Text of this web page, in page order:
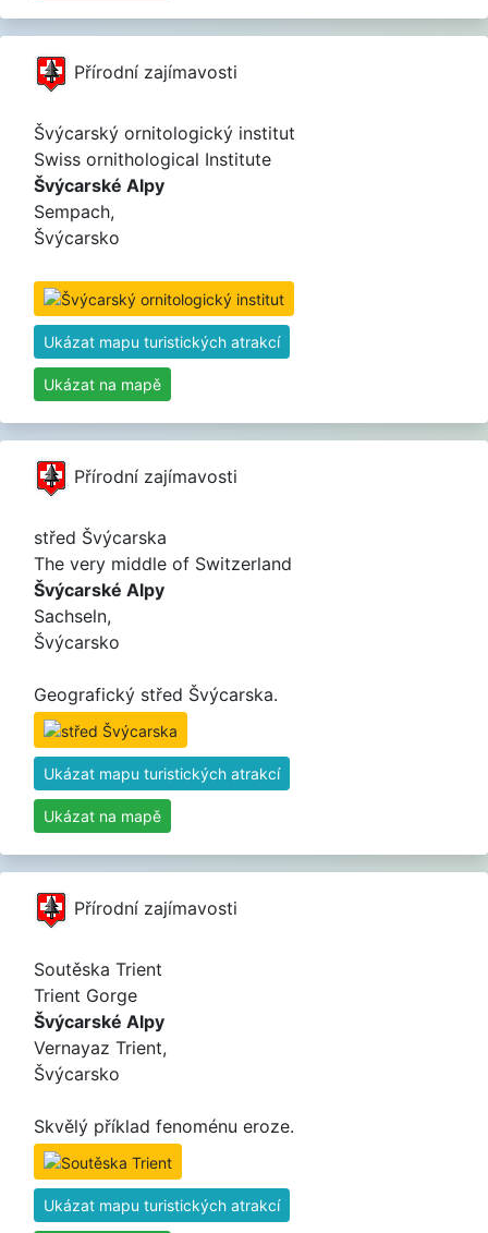
Přírodní zajímavosti
Švýcarský ornitologický institut
Swiss ornithological Institute
Švýcarské Alpy
Sempach,
Švýcarsko
Ukázat mapu turistických atrakcí
Ukázat na mapě
Přírodní zajímavosti
střed Švýcarska
The very middle of Switzerland
Švýcarské Alpy
Sachseln,
Švýcarsko
Geografický střed Švýcarska.
Ukázat mapu turistických atrakcí
Ukázat na mapě
Přírodní zajímavosti
Soutěska Trient
Trient Gorge
Švýcarské Alpy
Vernayaz Trient,
Švýcarsko
Skvělý příklad fenoménu eroze.
Ukázat mapu turistických atrakcí